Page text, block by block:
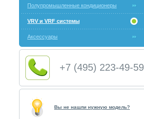
Полупромышленные кондиционеры
VRV и VRF системы
Аксессуары
+7 (495) 223-49-59
Вы не нашли нужную модель?